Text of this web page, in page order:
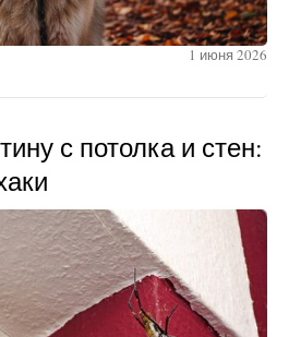
1 июня 2026
с потолка и стен: